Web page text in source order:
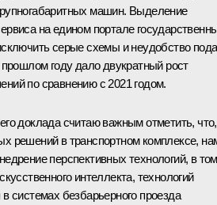
машин. Выделение
на едином портале
серые схемы и неудобство
году дало двукратный рост
по сравнению с 2021 годом.
доклада считаю важным отметить, что,
решений в транспортном комплексе,
перспективных технологий, в том
интеллекта, технологий
системах безбарьерного проезда